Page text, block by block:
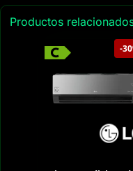
Productos
-